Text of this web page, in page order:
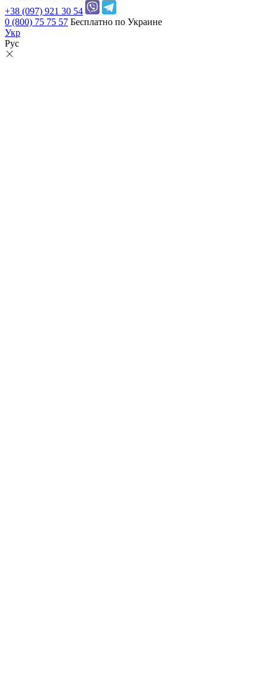
+38 (097) 921 30 54
0 (800) 75 75 57 Бесплатно по Украине
Укр
Рус